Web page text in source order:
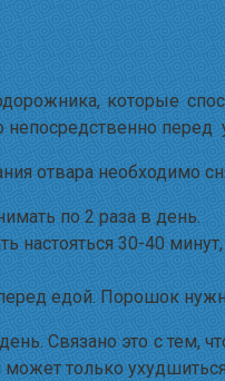
которые
перед
отвара необходимо
по 2 раза в день.
30-40
едой. Порошок
Связано это с тем,
может только